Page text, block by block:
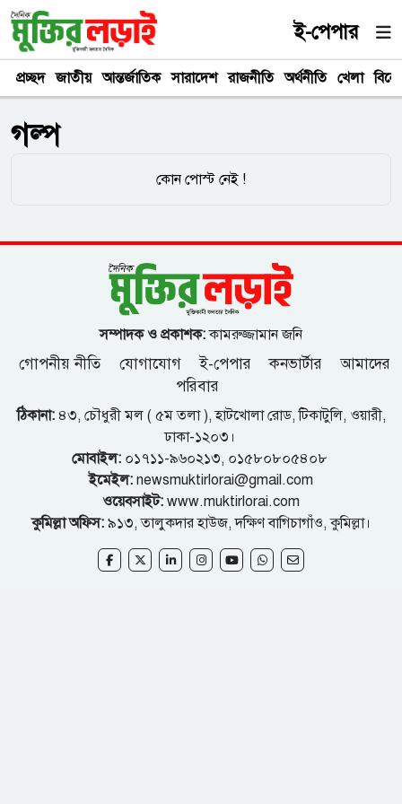
ই-পেপার
প্রচ্ছদ জাতীয় আন্তর্জাতিক সারাদেশ রাজনীতি অর্থনীতি খেলা
গল্প
কোন পোস্ট নেই !
সম্পাদক ও প্রকাশক:কামরুজ্জামান জনি
গোপনীয় নীতি যোগাযোগ ই-পেপার কনভার্টার
আমাদের
পরিবার
ঠিকানা:৪৩, চৌধুরী মল ( ৫ম তলা ), হাটখোলা রোড, টিকাটুলি, ওয়ারী,
ঢাকা-১২০৩।
মোবাইল:০১৭১১-৯৬০২১৩, ০১৫৮০৮০৫৪০৮
ইমেইল: newsmuktirlorai@gmail.com
ওয়েবসাইট: www.muktirlorai.com
কুমিল্লা অফিস: ৯১৩, তালুকদার হাউজ, দক্ষিণ বাগিচাগাঁও, কুমিল্লা।